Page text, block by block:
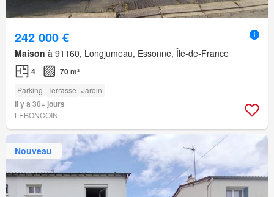
242 000 €
Maison à 91160, Longjumeau, Essonne, Île-de-France
4 70 m²
Parking Terrasse Jardin
Il y a 30+ jours
LEBONCOIN
Nouveau